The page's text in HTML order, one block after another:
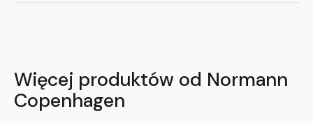
Więcej produktów od Normann
Copenhagen